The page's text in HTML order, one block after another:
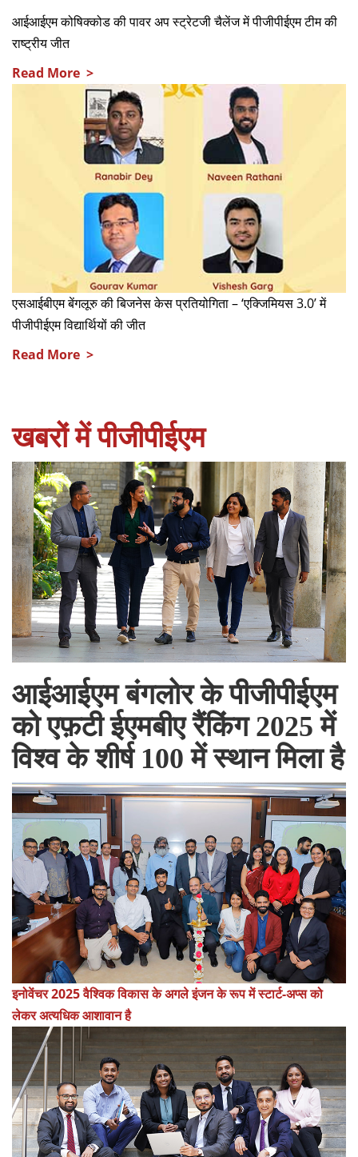
आईआईएम कोषिक्कोड की पावर अप स्ट्रेटजी चैलेंज में पीजीपीईएम टीम की
राष्ट्रीय जीत
Read More >
एसआईबीएम बेंगलूरु की बिजनेस केस प्रतियोगिता – ‘एक्जिमियस 3.0’ में
पीजीपीईएम विद्यार्थियों की जीत
Read More >
खबरों में पीजीपीईएम
आईआईएम बंगलोर के पीजीपीईएम
को एफ़टी ईएमबीए रैंकिंग 2025 में
विश्व के शीर्ष 100 में स्थान मिला है
इनोवेंचर 2025 वैश्विक विकास के अगले इंजन के रूप में स्टार्ट-अप्स को
लेकर अत्यधिक आशावान है